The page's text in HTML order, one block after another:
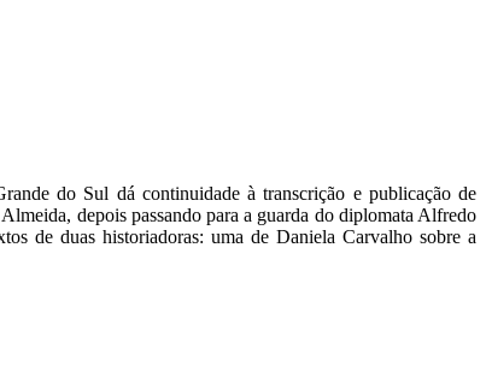
do Sul dá continuidade à transcrição e publicação de
depois passando para a guarda do diplomata Alfredo
de duas historiadoras: uma de Daniela Carvalho sobre a